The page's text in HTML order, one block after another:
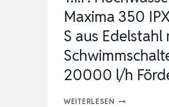
RE…
Maxima 350
S aus Edelstahl
20000 l/h
WEITERLESEN T.I.P.